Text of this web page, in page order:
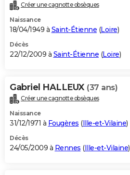
Créer une cagnotte obsèques
Naissance
18/04/1949 à Saint-Étienne (Loire)
Décès
22/12/2009 à Saint-Étienne (Loire)
Gabriel HALLEUX (37 ans)
Créer une cagnotte obsèques
Naissance
31/12/1971 à Fougères (Ille-et-Vilaine)
Décès
24/05/2009 à Rennes (Ille-et-Vilaine)